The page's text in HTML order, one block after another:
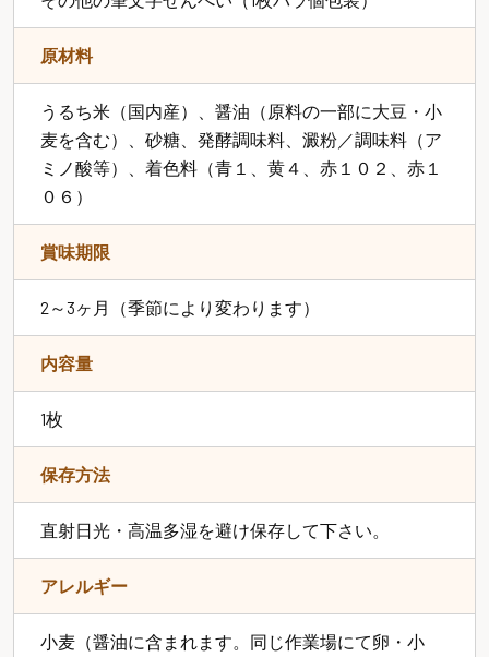
原材料
うるち米（国内産）、醤油（原料の一部に大豆・小
麦を含む）、砂糖、発酵調味料、澱粉／調味料（ア
ミノ酸等）、着色料（青１、黄４、赤１０２、赤１
０６）
賞味期限
2～3ヶ月（季節により変わります）
内容量
1枚
保存方法
直射日光・高温多湿を避け保存して下さい。
アレルギー
小麦（醤油に含まれます。同じ作業場にて卵・小